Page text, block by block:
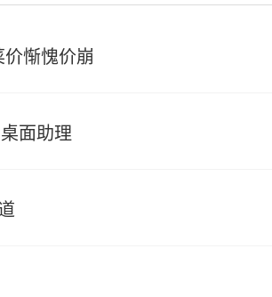
惭愧价崩
面助理